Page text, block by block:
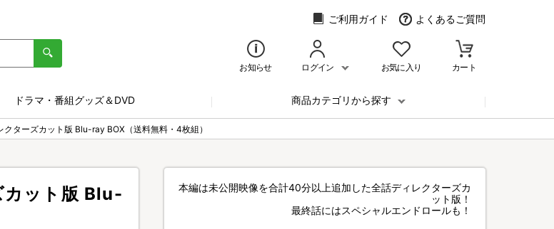
ご利用ガイド よくあるご質問
お知らせ ログイン お気に入り カート
ドラマ・番組グッズ＆DVD 商品カテゴリから探す
ターズカット版 Blu-ray BOX（送料無料・4枚組）
カット版 Blu-
本編は未公開映像を合計40分以上追加した全話ディレクターズカ
ット版！
最終話にはスペシャルエンドロールも！